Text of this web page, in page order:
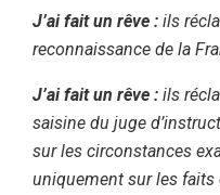
J’ai fait un rêve : ils
reconnaissance de la
J’ai fait un rêve : ils
saisine du juge
sur les circonstances
uniquement sur les faits